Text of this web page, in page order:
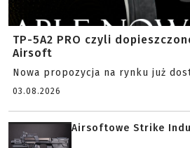
TP-5A2 PRO czyli
Airsoft
Nowa propozycja na rynku już
03.08.2026
Airsoftowe Strike